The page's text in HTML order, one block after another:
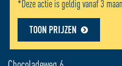
*Deze actie is geldig vanaf 3
TOON PRIJZEN
ADRES LOCATIE - WEESP